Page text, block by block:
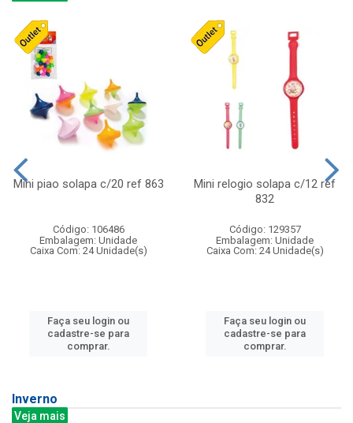
Mini piao solapa c/20 ref 863
Código: 106486
Embalagem: Unidade
Caixa Com: 24 Unidade(s)
Faça seu login ou
cadastre-se para
comprar.
Mini relogio solapa c/12 ref
832
Código: 129357
Embalagem: Unidade
Caixa Com: 24 Unidade(s)
Faça seu login ou
cadastre-se para
comprar.
Inverno
Veja mais